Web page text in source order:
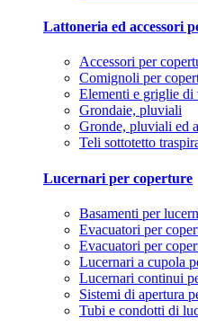
Lattoneria ed accessori
Accessori per
Comignoli per
Elementi e griglie di
Grondaie, pluviali
Gronde, pluviali ed
Teli sottotetto
Lucernari per coperture
Basamenti per
Evacuatori per
Evacuatori per
Lucernari a cupola
Lucernari continui
Sistemi di apertura
Tubi e condotti di